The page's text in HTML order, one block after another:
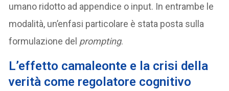
umano ridotto ad appendice o input. In entrambe le
modalità, un’enfasi particolare è stata posta sulla
formulazione del prompting.
L’effetto camaleonte e la crisi della
verità come regolatore cognitivo